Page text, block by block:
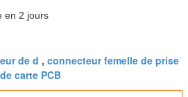
en 2 jours
de d , connecteur femelle de prise
carte PCB